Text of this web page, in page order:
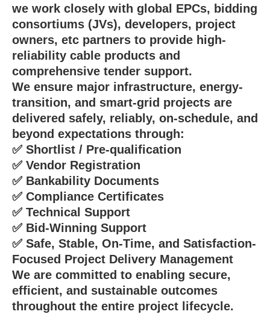
we work closely with global EPCs, bidding
consortiums (JVs), developers, project
owners, etc partners to provide high-
reliability cable products and
comprehensive tender support.
We ensure major infrastructure, energy-
transition, and smart-grid projects are
delivered safely, reliably, on-schedule, and
beyond expectations through:
✅ Shortlist / Pre-qualification
✅ Vendor Registration
✅ Bankability Documents
✅ Compliance Certificates
✅ Technical Support
✅ Bid-Winning Support
✅ Safe, Stable, On-Time, and Satisfaction-
Focused Project Delivery Management
We are committed to enabling secure,
efficient, and sustainable outcomes
throughout the entire project lifecycle.